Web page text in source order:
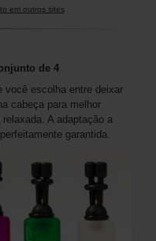
em outros sites
de 4
você escolha entre deixar
cabeça para melhor
A adaptação a
garantida.